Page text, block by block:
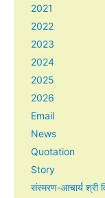
2021
2022
2023
2024
2025
2026
Email
News
Quotation
Story
संस्मरण-आचार्य श्री